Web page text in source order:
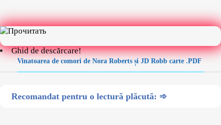
Ghid de descărcare!
Vinatoarea de comori de Nora Roberts și JD Robb carte .PDF
Recomandat pentru o lectură plăcută: ➾